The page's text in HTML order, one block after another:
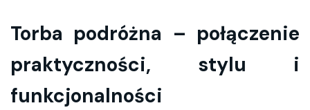
Torba podróżna – połączenie
praktyczności, stylu i
funkcjonalności